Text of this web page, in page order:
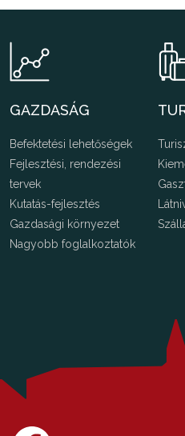
GAZDASÁG
Befektetési lehetőségek
Fejlesztési, rendezési
tervek
Kutatás-fejlesztés
Gazdasági környezet
Nagyobb foglalkoztatók